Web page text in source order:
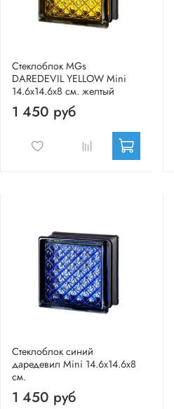
Стеклоблок MGs
DAREDEVIL YELLOW Mini
14.6x14.6x8 см. желтый
1 450 руб
Стеклоблок синий
даредевил Mini 14.6x14.6x8
см.
1 450 руб